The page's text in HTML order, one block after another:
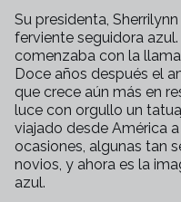
Su presidenta,
ferviente seguidora
comenzaba con la
Doce años después el
que crece aún más en
luce con orgullo un
viajado desde América
ocasiones, algunas tan
novios, y ahora es la
azul.